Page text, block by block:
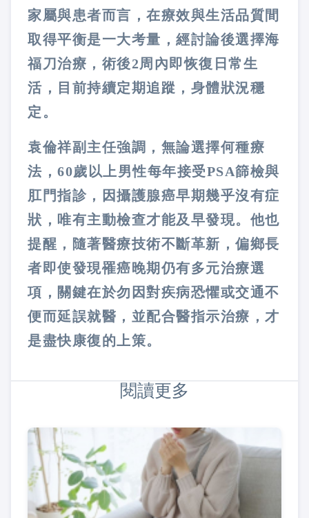
家屬與患者而言，在療效與生活品質間
取得平衡是一大考量，經討論後選擇海
福刀治療，術後2周內即恢復日常生
活，目前持續定期追蹤，身體狀況穩
定。
袁倫祥副主任強調，無論選擇何種療
法，60歲以上男性每年接受PSA篩檢與
肛門指診，因攝護腺癌早期幾乎沒有症
狀，唯有主動檢查才能及早發現。他也
提醒，隨著醫療技術不斷革新，偏鄉長
者即使發現罹癌晚期仍有多元治療選
項，關鍵在於勿因對疾病恐懼或交通不
便而延誤就醫，並配合醫指示治療，才
是盡快康復的上策。
閱讀更多